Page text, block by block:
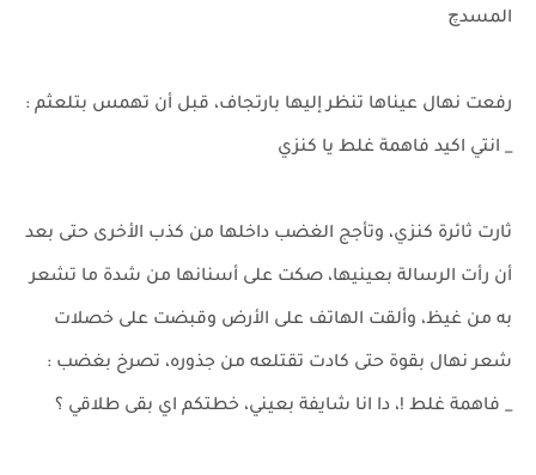
المسدچ
رفعت نهال عيناها تنظر إليها بارتجاف، قبل أن تهمس بتلعثم :
_ انتي اكيد فاهمة غلط يا كنزي
ثارت ثائرة كنزي، وتأجج الغضب داخلها من كذب الأخرى حتى بعد
أن رأت الرسالة بعينيها، صكت على أسنانها من شدة ما تشعر
به من غيظ، وألقت الهاتف على الأرض وقبضت على خصلات
شعر نهال بقوة حتى كادت تقتلعه من جذوره، تصرخ بغضب :
_ فاهمة غلط !، دا انا شايفة بعيني، خطتكم اي بقى طلاقي ؟